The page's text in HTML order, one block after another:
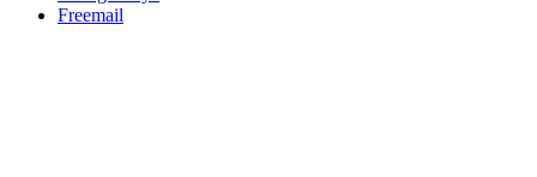
Freemail